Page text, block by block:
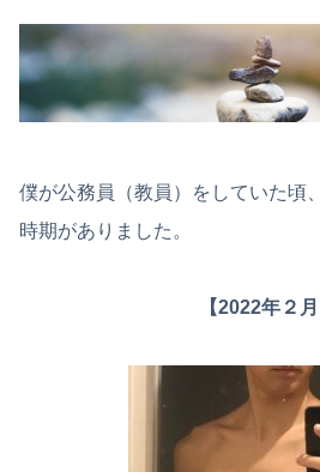
僕が公務員（教員）をしていた頃
時期がありました。
【2022年２月